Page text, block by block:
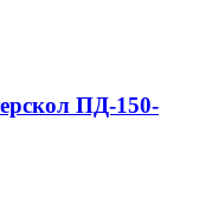
ПД-150-